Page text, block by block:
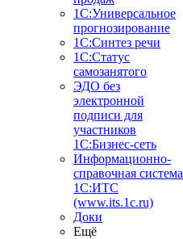
1С:Универсальное
прогнозирование
1С:Синтез речи
1С:Статус
самозанятого
ЭДО без
электронной
подписи для
участников
1С:Бизнес-сеть
Информационно-
справочная система
1С:ИТС
(www.its.1c.ru)
Доки
Ещё